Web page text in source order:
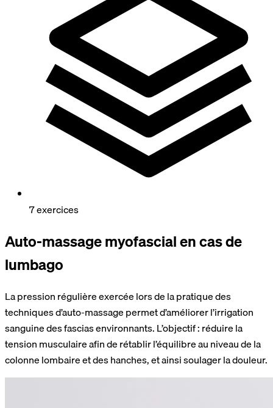
7 exercices
Auto-massage myofascial en cas de
lumbago
La pression régulière exercée lors de la pratique des
techniques d’auto-massage permet d’améliorer l’irrigation
sanguine des fascias environnants. L’objectif : réduire la
tension musculaire afin de rétablir l’équilibre au niveau de la
colonne lombaire et des hanches, et ainsi soulager la douleur.